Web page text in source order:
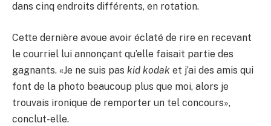
dans cinq endroits différents, en rotation.
Cette dernière avoue avoir éclaté de rire en recevant
le courriel lui annonçant qu’elle faisait partie des
gagnants. «Je ne suis pas kid kodak et j’ai des amis qui
font de la photo beaucoup plus que moi, alors je
trouvais ironique de remporter un tel concours»,
conclut-elle.